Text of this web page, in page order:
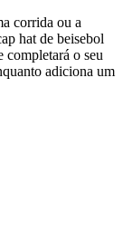
corrida ou a
hat de beisebol
completará o seu
adiciona um